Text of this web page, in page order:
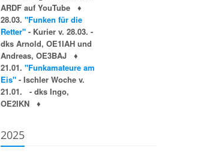
ARDF auf YouTube
♦
28.03. "Funken für die
Retter" - Kurier v. 28.03. -
dks Arnold, OE1IAH und
Andreas, OE3BAJ
♦
21.01. "Funkamateure am
Eis" - Ischler Woche v.
21.01. - dks Ingo,
OE2IKN
♦
2025